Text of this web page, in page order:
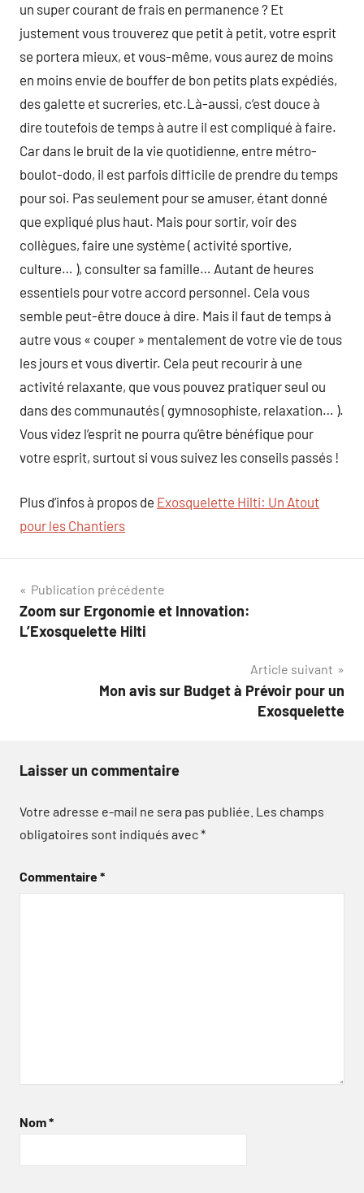
un super courant de frais en permanence ? Et
justement vous trouverez que petit à petit, votre esprit
se portera mieux, et vous-même, vous aurez de moins
en moins envie de bouffer de bon petits plats expédiés,
des galette et sucreries, etc.Là-aussi, c’est douce à
dire toutefois de temps à autre il est compliqué à faire.
Car dans le bruit de la vie quotidienne, entre métro-
boulot-dodo, il est parfois difficile de prendre du temps
pour soi. Pas seulement pour se amuser, étant donné
que expliqué plus haut. Mais pour sortir, voir des
collègues, faire une système ( activité sportive,
culture… ), consulter sa famille… Autant de heures
essentiels pour votre accord personnel. Cela vous
semble peut-être douce à dire. Mais il faut de temps à
autre vous « couper » mentalement de votre vie de tous
les jours et vous divertir. Cela peut recourir à une
activité relaxante, que vous pouvez pratiquer seul ou
dans des communautés ( gymnosophiste, relaxation… ).
Vous videz l’esprit ne pourra qu’être bénéfique pour
votre esprit, surtout si vous suivez les conseils passés !
Plus d’infos à propos de Exosquelette Hilti: Un Atout
pour les Chantiers
Navigation
de
Publication précédente
Zoom sur Ergonomie et Innovation:
L’Exosquelette Hilti
Article suivant
Mon avis sur Budget à Prévoir pour un
Exosquelette
Laisser un commentaire
Votre adresse e-mail ne sera pas publiée. Les champs
obligatoires sont indiqués avec*
Commentaire*
Nom*